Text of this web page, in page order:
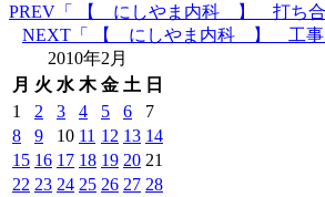
PREV 「 【 にしやま内科 】 打ち合
NEXT 「 【 にしやま内科 】 工事
2010年2月
月 火 水 木 金 土 日
1
2 3 4 5 6
7
8
9 10 11 12 13 14
15 16 17 18 19 20 21
22 23 24 25 26 27 28